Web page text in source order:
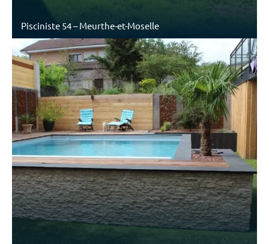
Pisciniste 54 – Meurthe-et-Moselle